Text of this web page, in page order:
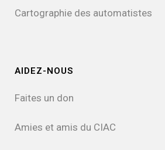
Cartographie des automatistes
AIDEZ-NOUS
Faites un don
Amies et amis du CIAC